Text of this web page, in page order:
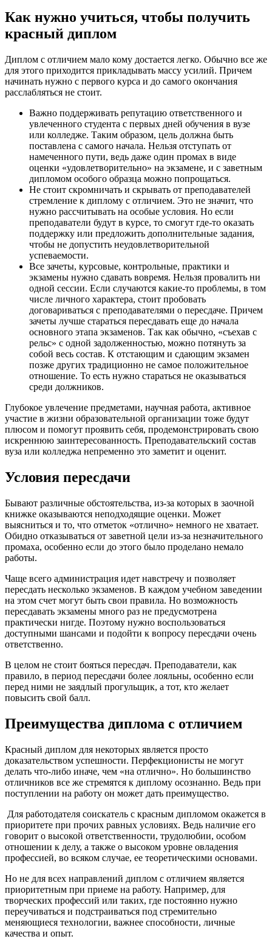
Как нужно учиться, чтобы получить
красный диплом
Диплом с отличием мало кому достается легко. Обычно все же
для этого приходится прикладывать массу усилий. Причем
начинать нужно с первого курса и до самого окончания
расслабляться не стоит.
Важно поддерживать репутацию ответственного и
увлеченного студента с первых дней обучения в вузе
или колледже. Таким образом, цель должна быть
поставлена с самого начала. Нельзя отступать от
намеченного пути, ведь даже один промах в виде
оценки «удовлетворительно» на экзамене, и с заветным
дипломом особого образца можно попрощаться.
Не стоит скромничать и скрывать от преподавателей
стремление к диплому с отличием. Это не значит, что
нужно рассчитывать на особые условия. Но если
преподаватели будут в курсе, то смогут где-то оказать
поддержку или предложить дополнительные задания,
чтобы не допустить неудовлетворительной
успеваемости.
Все зачеты, курсовые, контрольные, практики и
экзамены нужно сдавать вовремя. Нельзя провалить ни
одной сессии. Если случаются какие-то проблемы, в том
числе личного характера, стоит пробовать
договариваться с преподавателями о пересдаче. Причем
зачеты лучше стараться пересдавать еще до начала
основного этапа экзаменов. Так как обычно, «съехав с
рельс» с одной задолженностью, можно потянуть за
собой весь состав. К отстающим и сдающим экзамен
позже других традиционно не самое положительное
отношение. То есть нужно стараться не оказываться
среди должников.
Глубокое увлечение предметами, научная работа, активное
участие в жизни образовательной организации тоже будут
плюсом и помогут проявить себя, продемонстрировать свою
искреннюю заинтересованность. Преподавательский состав
вуза или колледжа непременно это заметит и оценит.
Условия пересдачи
Бывают различные обстоятельства, из-за которых в заочной
книжке оказываются неподходящие оценки. Может
выясниться и то, что отметок «отлично» немного не хватает.
Обидно отказываться от заветной цели из-за незначительного
промаха, особенно если до этого было проделано немало
работы.
Чаще всего администрация идет навстречу и позволяет
пересдать несколько экзаменов. В каждом учебном заведении
на этом счет могут быть свои правила. Но возможность
пересдавать экзамены много раз не предусмотрена
практически нигде. Поэтому нужно воспользоваться
доступными шансами и подойти к вопросу пересдачи очень
ответственно.
В целом не стоит бояться пересдач. Преподаватели, как
правило, в период пересдачи более лояльны, особенно если
перед ними не заядлый прогульщик, а тот, кто желает
повысить свой балл.
Преимущества диплома с отличием
Красный диплом для некоторых является просто
доказательством успешности. Перфекционисты не могут
делать что-либо иначе, чем «на отлично». Но большинство
отличников все же стремятся к диплому осознанно. Ведь при
поступлении на работу он может дать преимущество.
Для работодателя соискатель с красным дипломом окажется в
приоритете при прочих равных условиях. Ведь наличие его
говорит о высокой ответственности, трудолюбии, особом
отношении к делу, а также о высоком уровне овладения
профессией, во всяком случае, ее теоретическими основами.
Но не для всех направлений диплом с отличием является
приоритетным при приеме на работу. Например, для
творческих профессий или таких, где постоянно нужно
переучиваться и подстраиваться под стремительно
меняющиеся технологии, важнее способности, личные
качества и опыт.